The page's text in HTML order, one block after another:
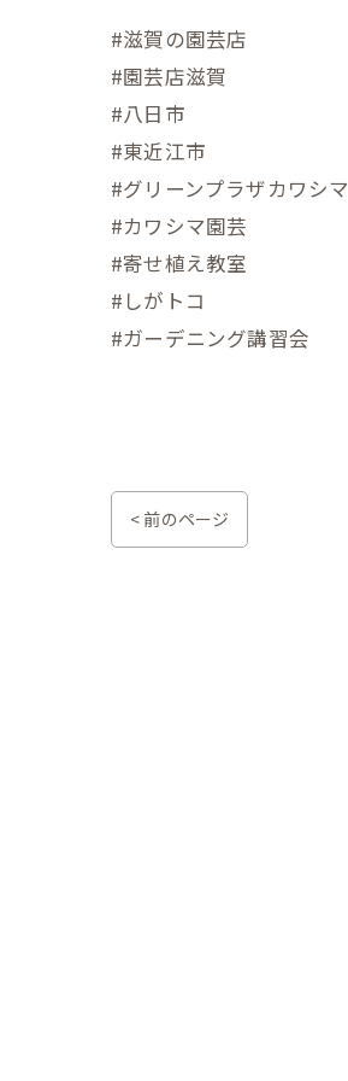
#滋賀の園芸店
#園芸店滋賀
#八日市
#東近江市
#グリーンプラザカワシマ
#カワシマ園芸
#寄せ植え教室
#しがトコ
#ガーデニング講習会
< 前のページ